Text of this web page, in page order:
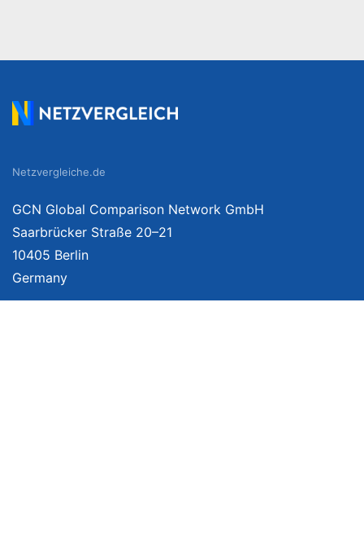
Netzvergleiche.de
GCN Global Comparison Network GmbH
Saarbrücker Straße 20–21
10405 Berlin
Germany